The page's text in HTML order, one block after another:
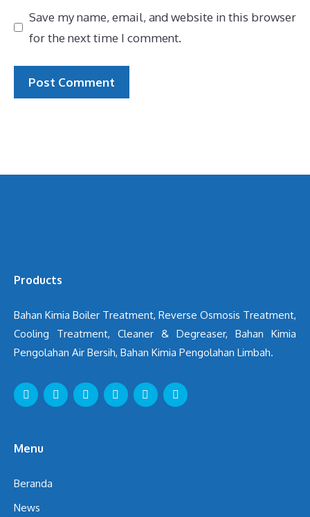
Save my name, email, and website in this browser
for the next time I comment.
Products
Bahan Kimia Boiler Treatment, Reverse Osmosis Treatment,
Cooling Treatment, Cleaner & Degreaser, Bahan Kimia
Pengolahan Air Bersih, Bahan Kimia Pengolahan Limbah.
Menu
Beranda
News